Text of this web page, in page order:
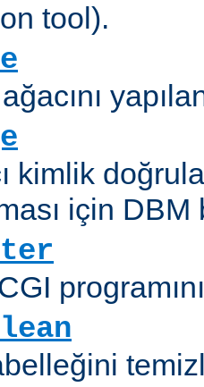
tool).
kimlik
için
programını